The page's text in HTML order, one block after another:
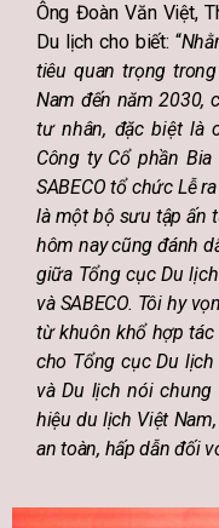
Ông Đoàn Văn Việt,
Du lịch cho biết: “
tiêu quan trọng
Nam đến năm 2030,
tư nhân, đặc biệt là
Công ty Cổ phần
SABECO tổ chức Lễ
là một bộ sưu tập ấn
hôm nay cũng đánh
giữa Tổng cục Du
và SABECO. Tôi hy
từ khuôn khổ hợp
cho Tổng cục Du lịch
và Du lịch nói
hiệu du lịch Việt
an toàn, hấp dẫn đối